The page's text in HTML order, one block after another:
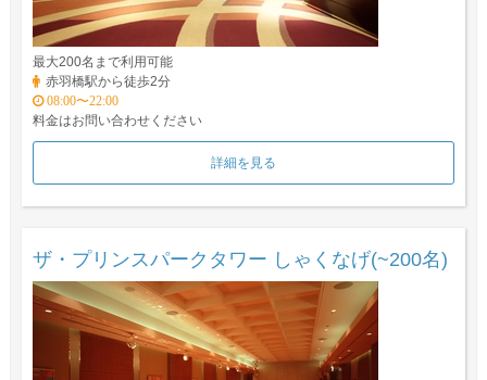
最大200名まで利用可能
赤羽橋駅から徒歩2分
08:00〜22:00
料金はお問い合わせください
詳細を見る
ザ・プリンスパークタワー しゃくなげ(~200名)